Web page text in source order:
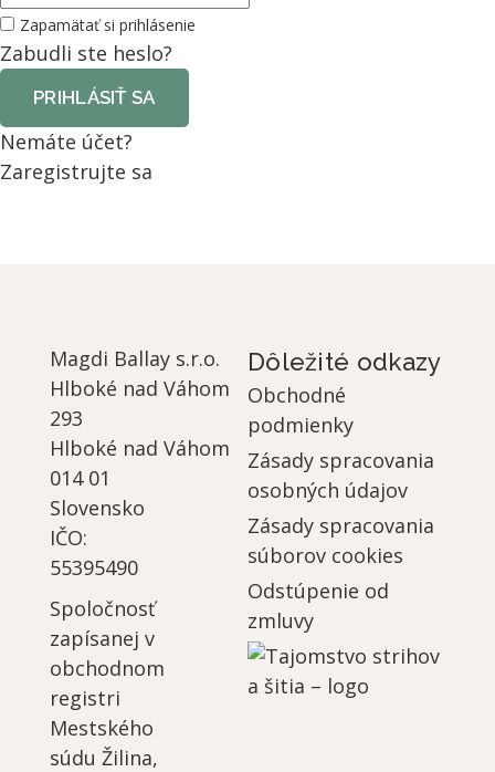
Zapamätať si prihlásenie
Zabudli ste heslo?
PRIHLÁSIŤ SA
Nemáte účet?
Zaregistrujte sa
Magdi Ballay s.r.o.
Hlboké nad Váhom
293
Hlboké nad Váhom
014 01
Slovensko
IČO:
55395490
Spoločnosť
zapísanej v
obchodnom
registri
Mestského
súdu Žilina,
Dôležité odkazy
Obchodné
podmienky
Zásady spracovania
osobných údajov
Zásady spracovania
súborov cookies
Odstúpenie od
zmluvy